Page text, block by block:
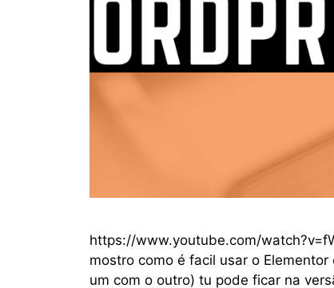
https://www.youtube.com/
mostro como é facil usar o
um com o outro) tu pode ficar na